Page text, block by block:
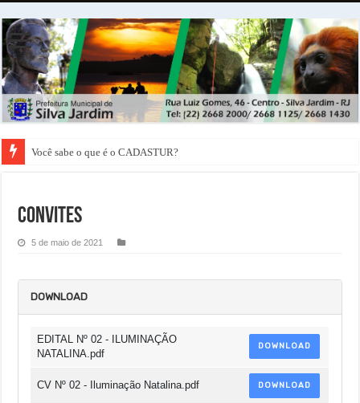
Você sabe o que é o CADASTUR?
Convites
5 de maio de 2021
DOWNLOAD
EDITAL Nº 02 - ILUMINAÇÃO
NATALINA.pdf
DOWNLOAD
CV Nº 02 - Iluminação Natalina.pdf DOWNLOAD